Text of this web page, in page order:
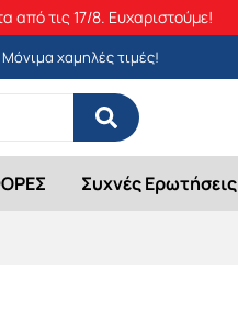
από τις 17/8. Ευχαριστούμε!
Μόνιμα χαμηλές τιμές!
Συχνές Ερωτήσεις